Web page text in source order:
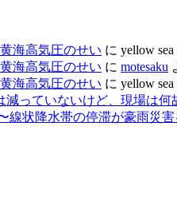
海高気圧のせい に yellow sea
海高気圧のせい に motesaku
海高気圧のせい に yellow sea
減っていないけど、現場は
線状降水帯の停滞が豪雨災